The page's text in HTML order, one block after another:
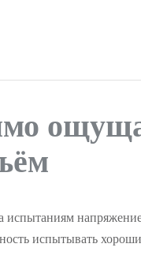
испытаниям
испытывать